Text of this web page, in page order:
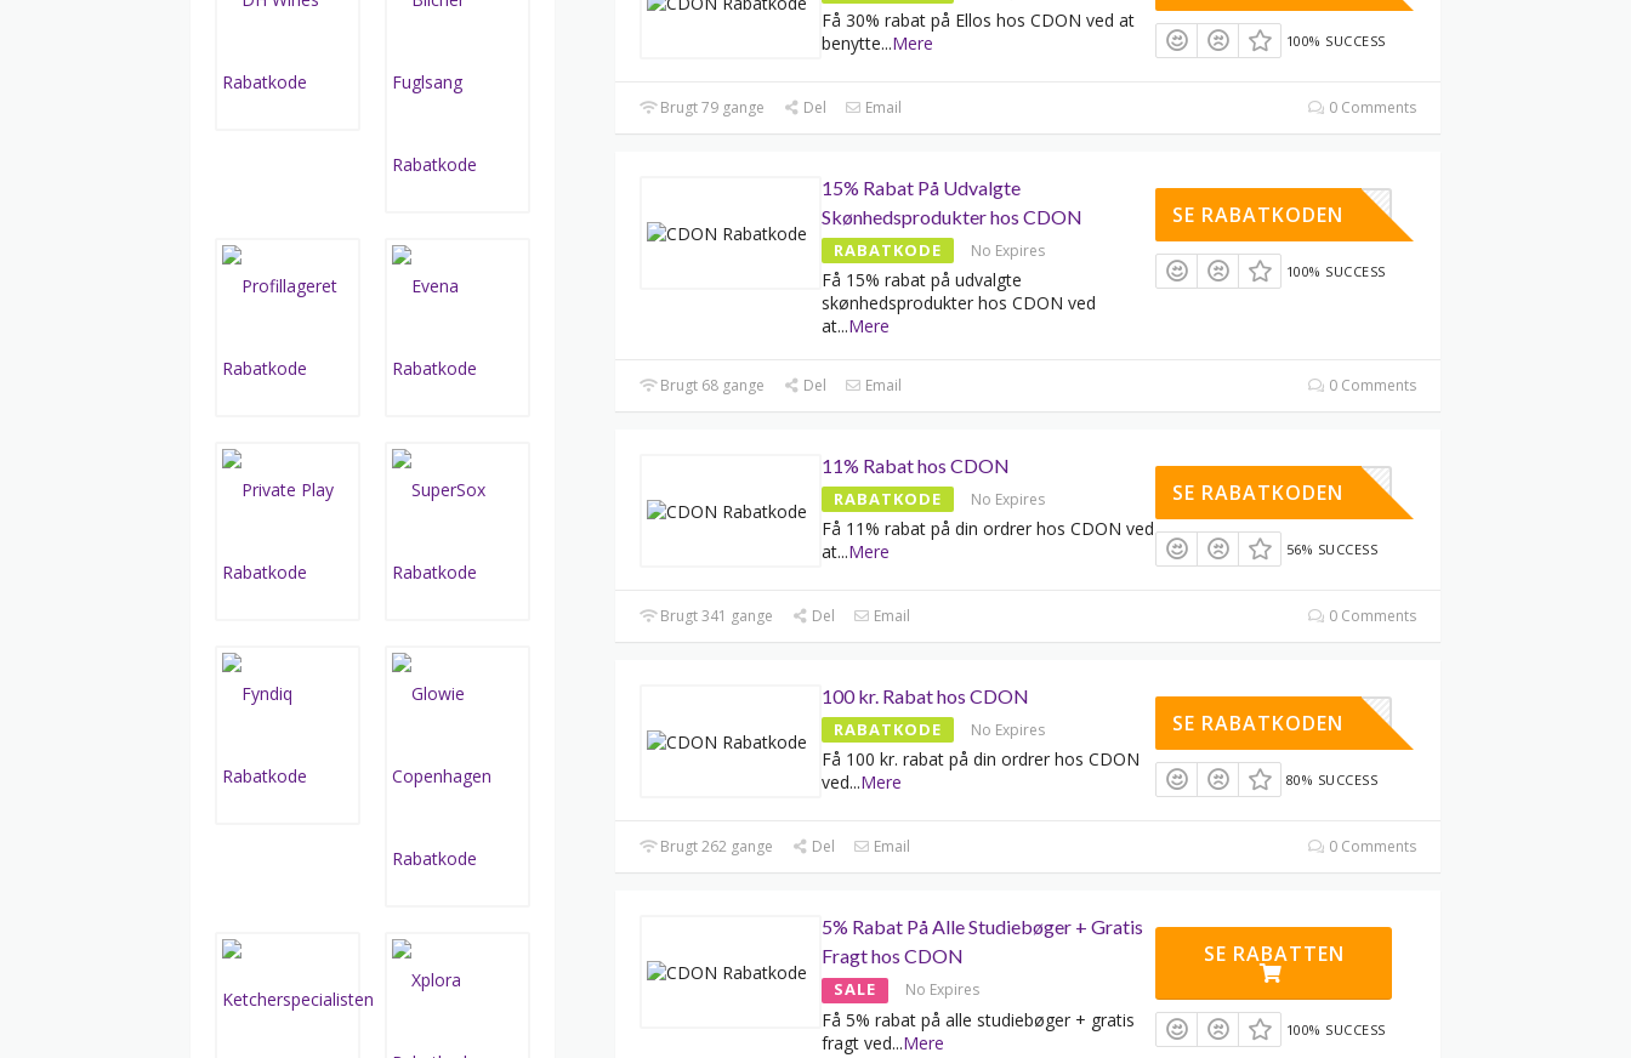
Få 30% rabat på Ellos hos CDON ved at
benytte...Mere 100% SUCCESS
Brugt 79 gange Del Email 0 Comments
15% Rabat På Udvalgte
Skønhedsprodukter hos CDON
RABATKODE No Expires
Få 15% rabat på udvalgte
skønhedsprodukter hos CDON ved
at...Mere
YYA97E7I
SE RABATKODEN
100% SUCCESS
Brugt 68 gange Del Email 0 Comments
11% Rabat hos CDON
RABATKODE No Expires
Få 11% rabat på din ordrer hos CDON ved
at...Mere
XYRJZFNF
SE RABATKODEN
56% SUCCESS
Brugt 341 gange Del Email 0 Comments
100 kr. Rabat hos CDON
RABATKODE No Expires
Få 100 kr. rabat på din ordrer hos CDON
ved...Mere
AYDEAL21
SE RABATKODEN
80% SUCCESS
Brugt 262 gange Del Email 0 Comments
5% Rabat På Alle Studiebøger + Gratis
Fragt hos CDON
SALE No Expires
Få 5% rabat på alle studiebøger + gratis
fragt ved...Mere
SE RABATTEN
100% SUCCESS